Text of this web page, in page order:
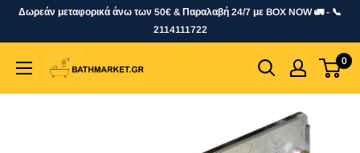
SkipΔωρεάν μεταφορικά άνω των 50€ & Παραλαβή 24/7 με BOX NOW 🚛 - 📞
2114111722
bathmarket.gr 0